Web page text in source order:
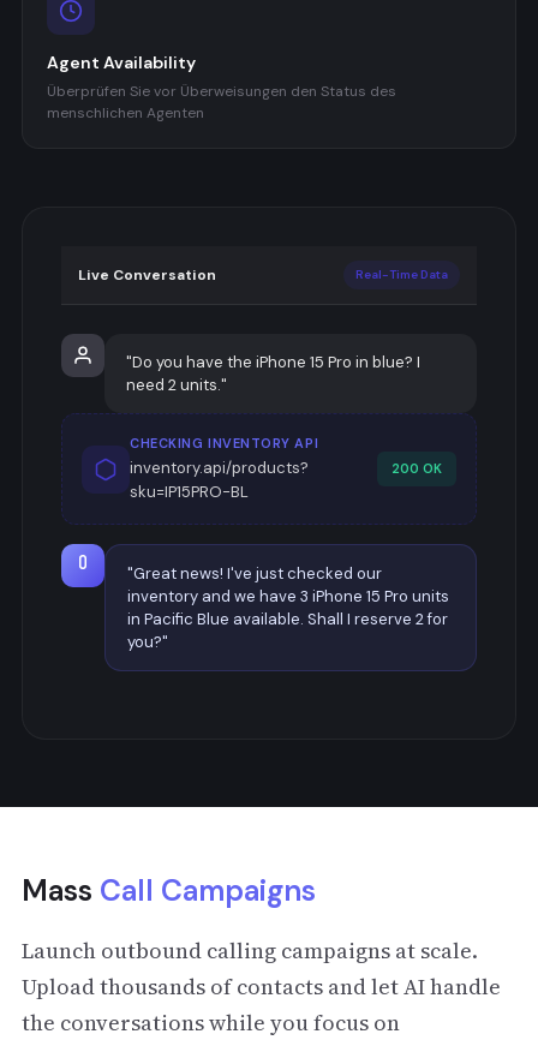
Agent Availability
Überprüfen Sie vor Überweisungen den Status des
menschlichen Agenten
Live Conversation Real-Time Data
"Do you have the iPhone 15 Pro in blue? I
need 2 units."
CHECKING INVENTORY API
inventory.api/products?
sku=IP15PRO-BL
200 OK
"Great news! I've just checked our
inventory and we have 3 iPhone 15 Pro units
in Pacific Blue available. Shall I reserve 2 for
you?"
Mass Call Campaigns
Launch outbound calling campaigns at scale.
Upload thousands of contacts and let AI handle
the conversations while you focus on